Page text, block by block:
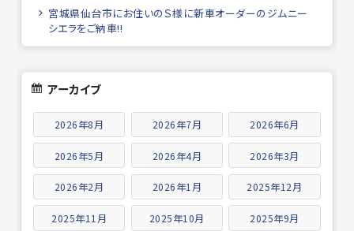
宮城県仙台市にお住いのＳ様に新車オーダーのジムニー
シエラをご納車!!
アーカイブ
2026年8月 2026年7月 2026年6月
2026年5月 2026年4月 2026年3月
2026年2月 2026年1月 2025年12月
2025年11月 2025年10月 2025年9月